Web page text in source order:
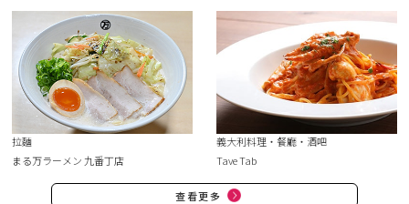
拉麵
まる万ラーメン 九番丁店
義大利料理・餐廳・酒吧
Tave Tab
查看更多